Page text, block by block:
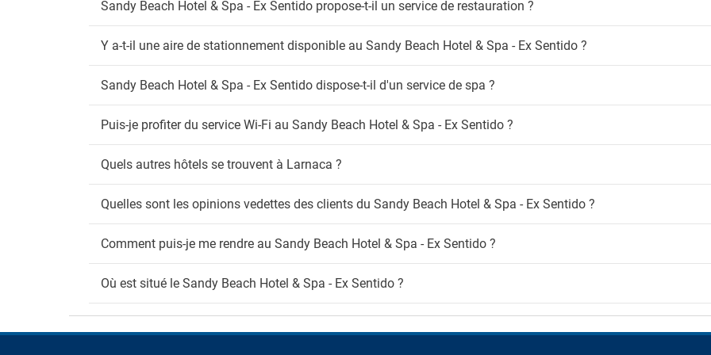
Détecteur de fumée
Espace fumeur
Wi-Fi
Wi-Fi gratuit
Aire de jeux
Chaise haute
Service de baby sitter
Sandy Beach Hotel & Spa - Ex Sentido propose-t-il un service de restauration ?
Y a-t-il une aire de stationnement disponible au Sandy Beach Hotel & Spa - Ex Sentido ?
Sandy Beach Hotel & Spa - Ex Sentido dispose-t-il d'un service de spa ?
Puis-je profiter du service Wi-Fi au Sandy Beach Hotel & Spa - Ex Sentido ?
Quels autres hôtels se trouvent à Larnaca ?
Quelles sont les opinions vedettes des clients du Sandy Beach Hotel & Spa - Ex Sentido ?
Comment puis-je me rendre au Sandy Beach Hotel & Spa - Ex Sentido ?
Où est situé le Sandy Beach Hotel & Spa - Ex Sentido ?